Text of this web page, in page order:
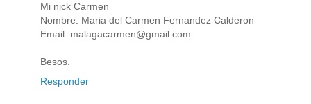
Mi nick Carmen
Nombre: Maria del Carmen Fernandez Calderon
Email: malagacarmen@gmail.com
Besos.
Responder